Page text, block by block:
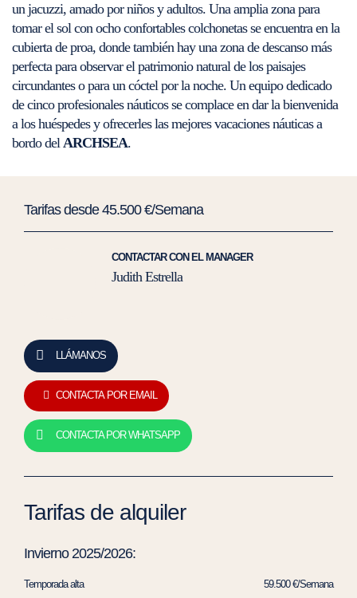
un jacuzzi, amado por niños y adultos. Una amplia zona para
tomar el sol con ocho confortables colchonetas se encuentra en la
cubierta de proa, donde también hay una zona de descanso más
perfecta para observar el patrimonio natural de los paisajes
circundantes o para un cóctel por la noche. Un equipo dedicado
de cinco profesionales náuticos se complace en dar la bienvenida
a los huéspedes y ofrecerles las mejores vacaciones náuticas a
bordo delARCHSEA.
Tarifas desde 45.500 €/Semana
CONTACTAR CON EL MANAGER
Judith Estrella
LLÁMANOS
CONTACTA POR EMAIL
CONTACTA POR WHATSAPP
Tarifas de alquiler
Invierno 2025/2026:
Temporada alta
59.500 €/Semana